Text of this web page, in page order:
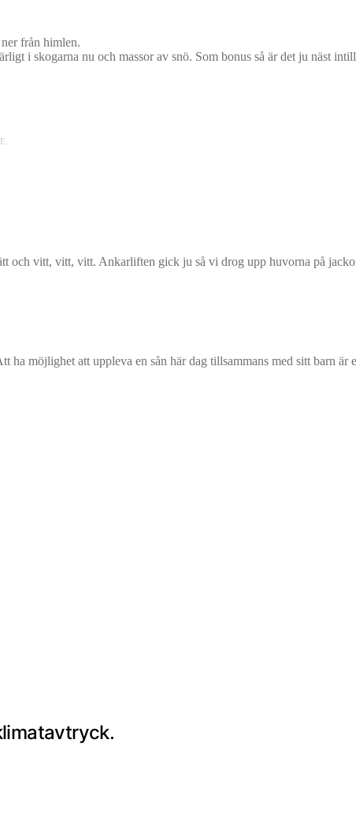
från himlen.
i skogarna nu och massor av snö. Som bonus så är det ju näst
och vitt, vitt, vitt. Ankarliften gick ju så vi drog upp huvorna på
möjlighet att uppleva en sån här dag tillsammans med sitt barn